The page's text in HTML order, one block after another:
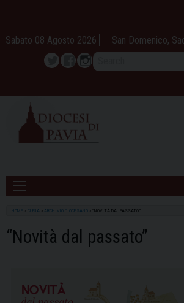
content
Sabato 08 Agosto 2026 San Domenico,
TwitterFacebook
Instagram
HOME CURIA ARCHIVIO DIOCESANO “NOVITÀ DAL PASSATO”
“Novità dal passato”